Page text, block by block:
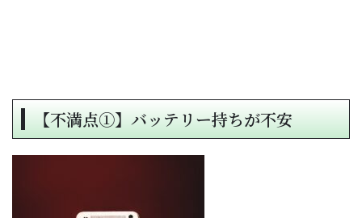
【不満点①】バッテリー持ちが不安